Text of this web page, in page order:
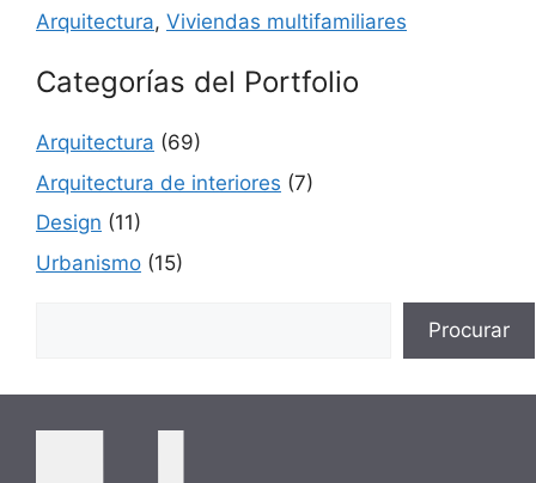
Arquitectura, Viviendas multifamiliares
Categorías del Portfolio
Arquitectura (69)
Arquitectura de interiores (7)
Design (11)
Urbanismo (15)
Procurar